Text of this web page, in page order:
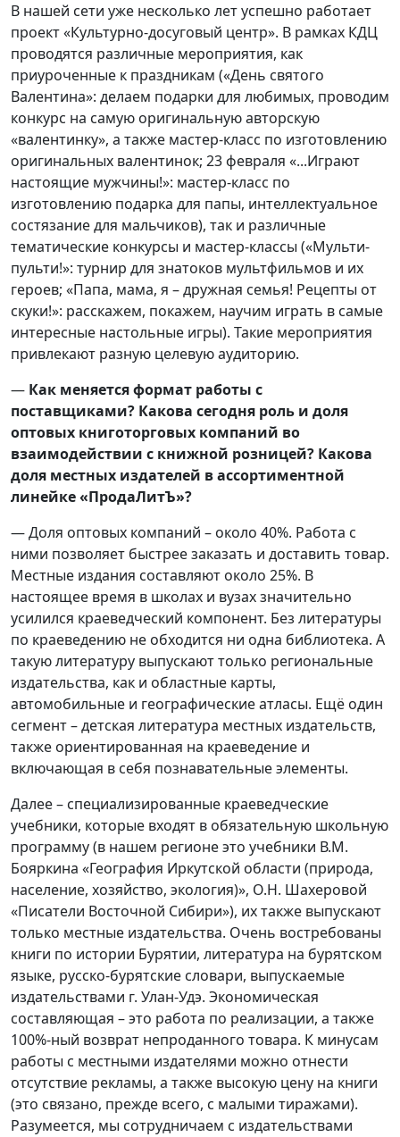
В нашей сети уже несколько лет успешно работает
проект «Культурно-досуговый центр». В рамках КДЦ
проводятся различные мероприятия, как
приуроченные к праздникам («День святого
Валентина»: делаем подарки для любимых, проводим
конкурс на самую оригинальную авторскую
«валентинку», а также мастер-класс по изготовлению
оригинальных валентинок; 23 февраля «...Играют
настоящие мужчины!»: мастер-класс по
изготовлению подарка для папы, интеллектуальное
состязание для мальчиков), так и различные
тематические конкурсы и мастер-классы («Мульти-
пульти!»: турнир для знатоков мультфильмов и их
героев; «Папа, мама, я – дружная семья! Рецепты от
скуки!»: расскажем, покажем, научим играть в самые
интересные настольные игры). Такие мероприятия
привлекают разную целевую аудиторию.
— Как меняется формат работы с
поставщиками? Какова сегодня роль и доля
оптовых книготорговых компаний во
взаимодействии с книжной розницей? Какова
доля местных издателей в ассортиментной
линейке «ПродаЛитЪ»?
— Доля оптовых компаний – около 40%. Работа с
ними позволяет быстрее заказать и доставить товар.
Местные издания составляют около 25%. В
настоящее время в школах и вузах значительно
усилился краеведческий компонент. Без литературы
по краеведению не обходится ни одна библиотека. А
такую литературу выпускают только региональные
издательства, как и областные карты,
автомобильные и географические атласы. Ещё один
сегмент – детская литература местных издательств,
также ориентированная на краеведение и
включающая в себя познавательные элементы.
Далее – специализированные краеведческие
учебники, которые входят в обязательную школьную
программу (в нашем регионе это учебники В.М.
Бояркина «География Иркутской области (природа,
население, хозяйство, экология)», О.Н. Шахеровой
«Писатели Восточной Сибири»), их также выпускают
только местные издательства. Очень востребованы
книги по истории Бурятии, литература на бурятском
языке, русско-бурятские словари, выпускаемые
издательствами г. Улан-Удэ. Экономическая
составляющая – это работа по реализации, а также
100%-ный возврат непроданного товара. К минусам
работы с местными издателями можно отнести
отсутствие рекламы, а также высокую цену на книги
(это связано, прежде всего, с малыми тиражами).
Разумеется, мы сотрудничаем с издательствами